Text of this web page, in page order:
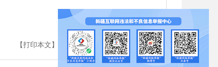
【打印本文】